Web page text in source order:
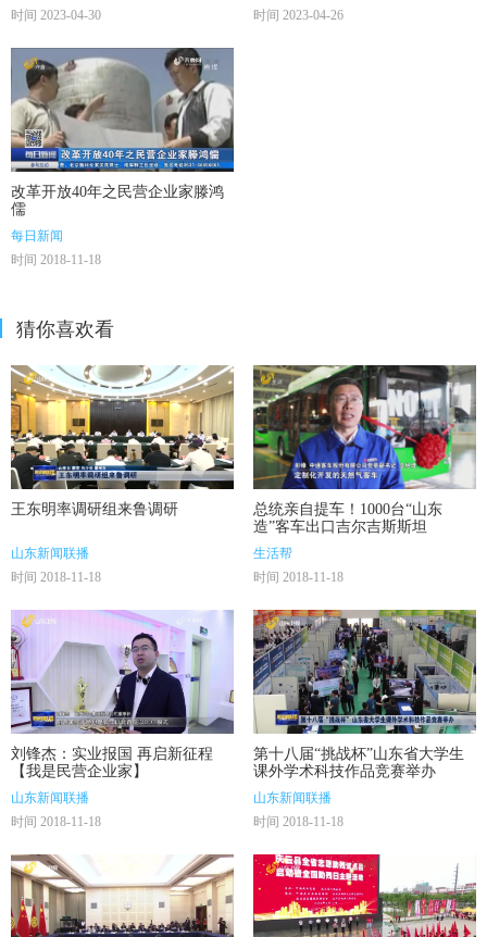
时间 2023-04-30
时间 2023-04-26
改革开放40年之民营企业家滕鸿
儒
每日新闻
时间 2018-11-18
猜你喜欢看
王东明率调研组来鲁调研
山东新闻联播
时间 2018-11-18
总统亲自提车！1000台“山东
造”客车出口吉尔吉斯斯坦
生活帮
时间 2018-11-18
刘锋杰：实业报国 再启新征程
【我是民营企业家】
山东新闻联播
时间 2018-11-18
第十八届“挑战杯”山东省大学生
课外学术科技作品竞赛举办
山东新闻联播
时间 2018-11-18